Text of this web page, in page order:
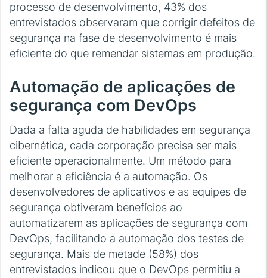
processo de desenvolvimento, 43% dos
entrevistados observaram que corrigir defeitos de
segurança na fase de desenvolvimento é mais
eficiente do que remendar sistemas em produção.
Automação de aplicações de
segurança com DevOps
Dada a falta aguda de habilidades em segurança
cibernética, cada corporação precisa ser mais
eficiente operacionalmente. Um método para
melhorar a eficiência é a automação. Os
desenvolvedores de aplicativos e as equipes de
segurança obtiveram benefícios ao
automatizarem as aplicações de segurança com
DevOps, facilitando a automação dos testes de
segurança. Mais de metade (58%) dos
entrevistados indicou que o DevOps permitiu a